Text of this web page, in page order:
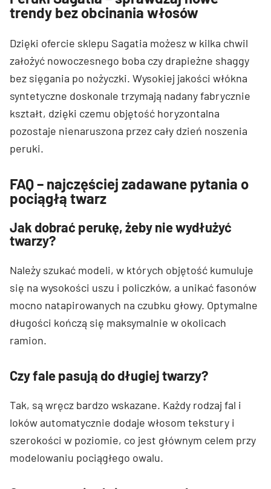
trendy bez obcinania włosów
Dzięki ofercie sklepu Sagatia możesz w kilka chwil
założyć nowoczesnego boba czy drapieżne shaggy
bez sięgania po nożyczki. Wysokiej jakości włókna
syntetyczne doskonale trzymają nadany fabrycznie
kształt, dzięki czemu objętość horyzontalna
pozostaje nienaruszona przez cały dzień noszenia
peruki.
FAQ – najczęściej zadawane pytania o
pociągłą twarz
Jak dobrać perukę, żeby nie wydłużyć
twarzy?
Należy szukać modeli, w których objętość kumuluje
się na wysokości uszu i policzków, a unikać fasonów
mocno natapirowanych na czubku głowy. Optymalne
długości kończą się maksymalnie w okolicach
ramion.
Czy fale pasują do długiej twarzy?
Tak, są wręcz bardzo wskazane. Każdy rodzaj fal i
loków automatycznie dodaje włosom tekstury i
szerokości w poziomie, co jest głównym celem przy
modelowaniu pociągłego owalu.